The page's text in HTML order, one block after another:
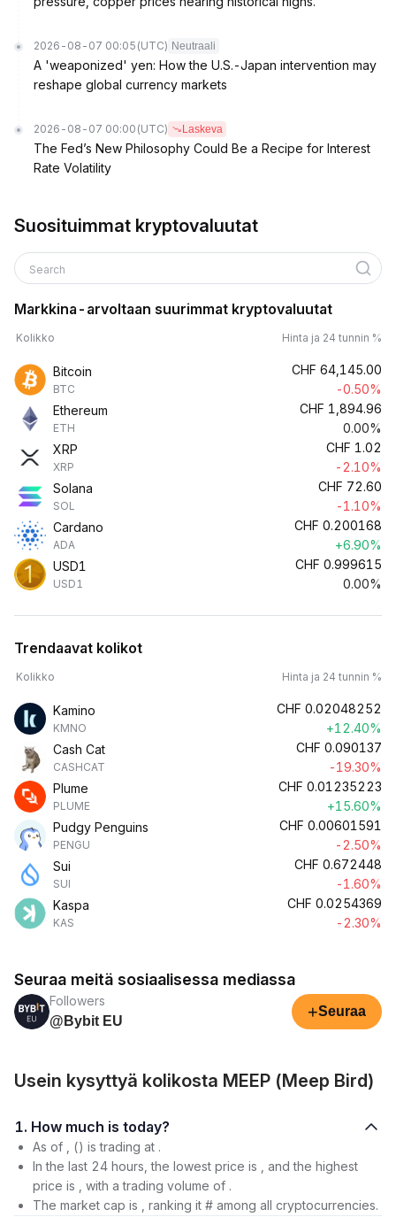
2026-08-07 00:05 (UTC) Neutraali
A 'weaponized' yen: How the U.S.-Japan intervention may
reshape global currency markets
2026-08-07 00:00 (UTC) Laskeva
The Fed’s New Philosophy Could Be a Recipe for Interest
Rate Volatility
Suosituimmat kryptovaluutat
Search
Markkina-arvoltaan suurimmat kryptovaluutat
Kolikko Hinta ja 24 tunnin %
Bitcoin
BTC
CHF 64,145.00
-0.50%
Ethereum
ETH
CHF 1,894.96
0.00%
XRP
XRP
CHF 1.02
-2.10%
Solana
SOL
CHF 72.60
-1.10%
Cardano
ADA
CHF 0.200168
+6.90%
USD1
USD1
CHF 0.999615
0.00%
Trendaavat kolikot
Kolikko Hinta ja 24 tunnin %
Kamino
KMNO
CHF 0.02048252
+12.40%
Cash Cat
CASHCAT
CHF 0.090137
-19.30%
Plume
PLUME
CHF 0.01235223
+15.60%
Pudgy Penguins
PENGU
CHF 0.00601591
-2.50%
Sui
SUI
CHF 0.672448
-1.60%
Kaspa
KAS
CHF 0.0254369
-2.30%
Seuraa meitä sosiaalisessa mediassa
Followers
@Bybit EU
+Seuraa
Usein kysyttyä kolikosta MEEP (Meep Bird)
1. How much is today?
As of , () is trading at .
In the last 24 hours, the lowest price is , and the highest
price is , with a trading volume of .
The market cap is , ranking it # among all cryptocurrencies.